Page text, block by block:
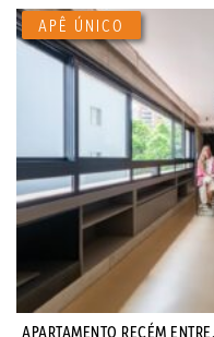
APARTAMENTO RECÉM